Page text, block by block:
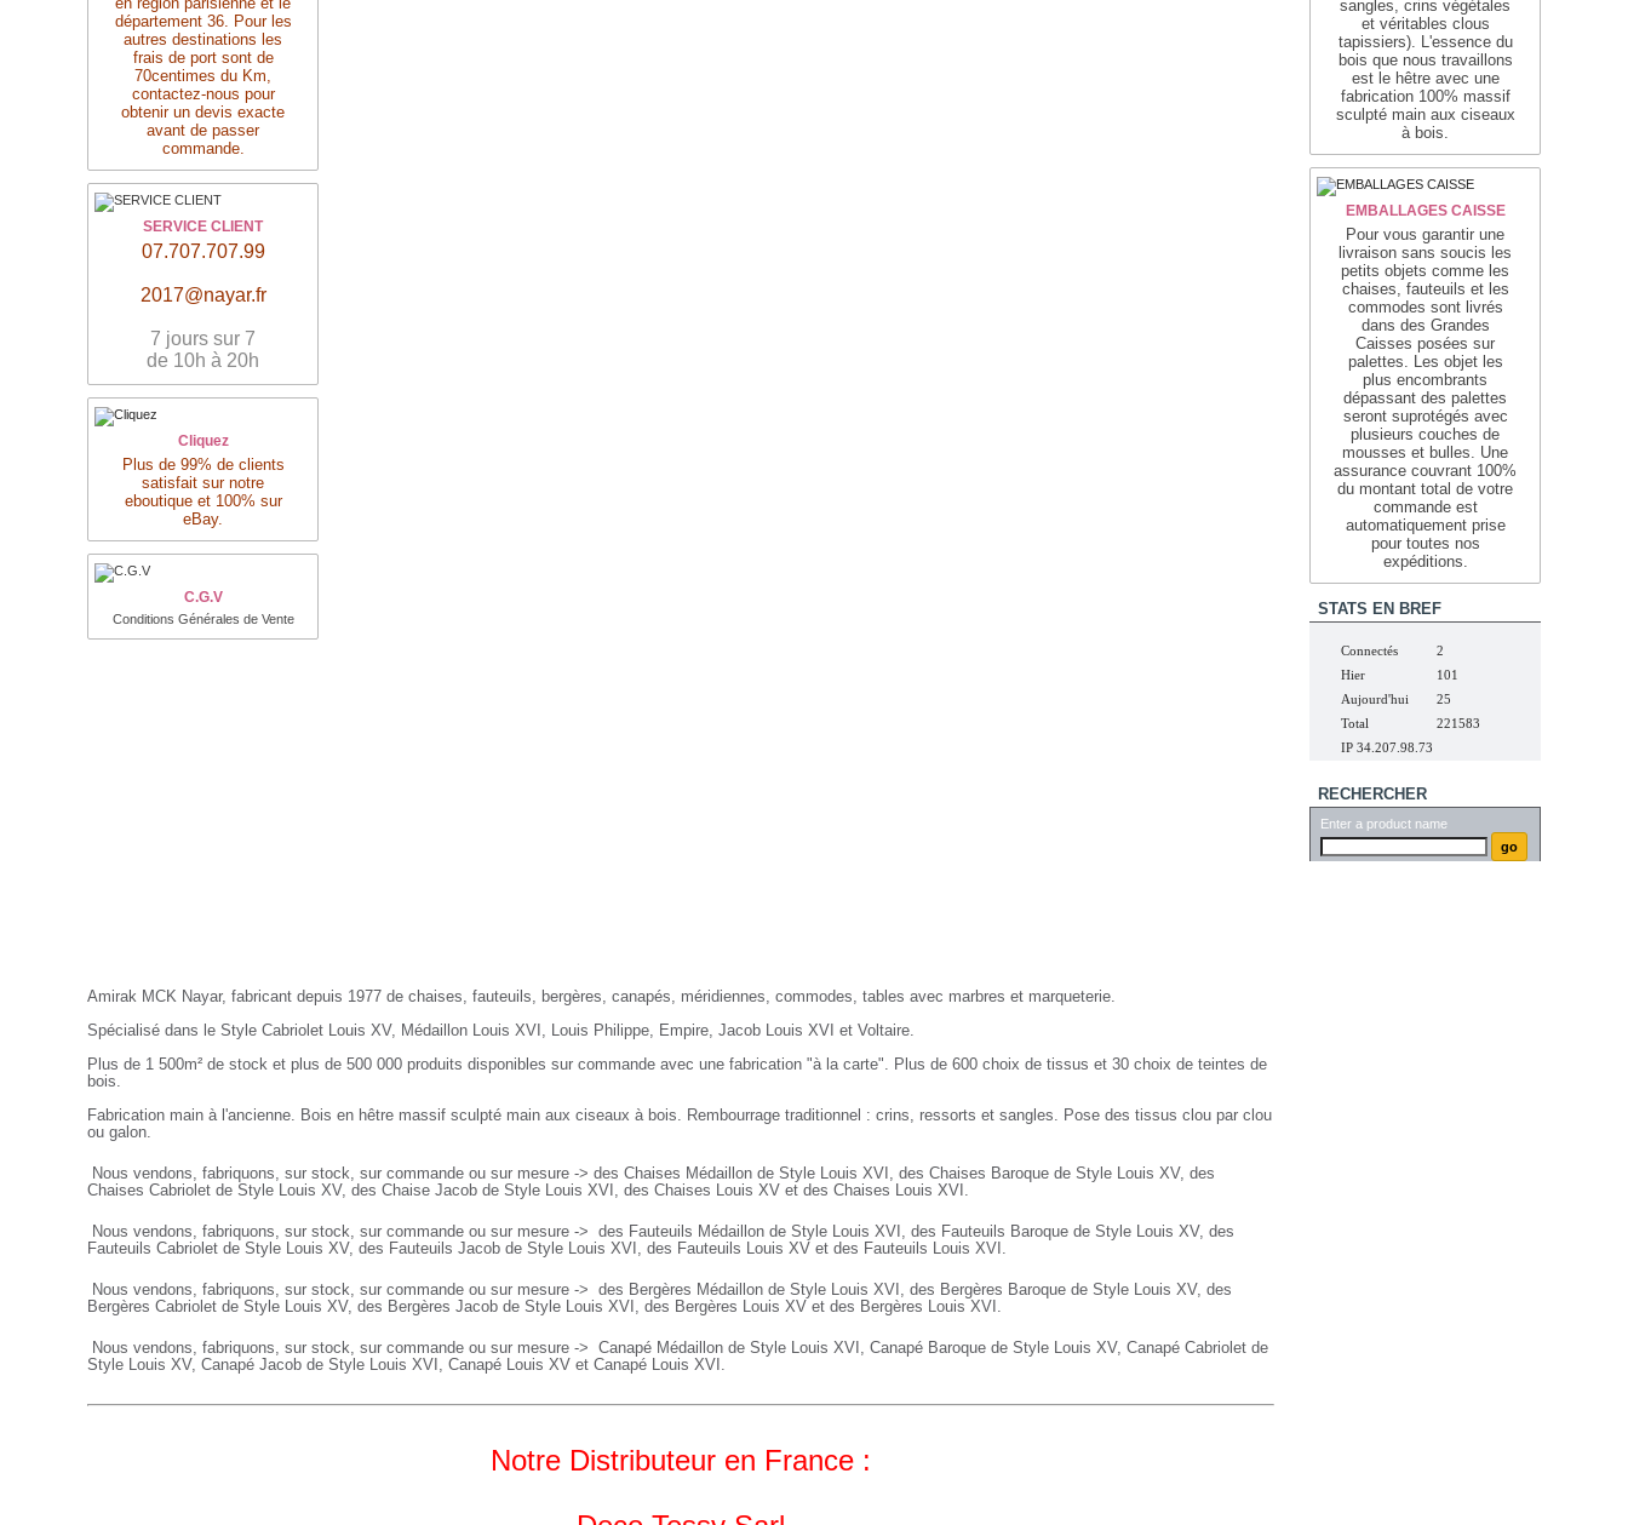
département 36. Pour les
autres destinations les
frais de port sont de
70centimes du Km,
contactez-nous pour
obtenir un devis exacte
avant de passer
commande.
SERVICE CLIENT
07.707.707.99
2017@nayar.fr
7 jours sur 7
de 10h à 20h
Cliquez
Plus de 99% de clients
satisfait sur notre
eboutique et 100% sur
eBay.
C.G.V
Conditions Générales de Vente
sangles, crins végétales
et véritables clous
tapissiers). L'essence du
bois que nous travaillons
est le hêtre avec une
fabrication 100% massif
sculpté main aux ciseaux
à bois.
EMBALLAGES CAISSE
Pour vous garantir une
livraison sans soucis les
petits objets comme les
chaises, fauteuils et les
commodes sont livrés
dans des Grandes
Caisses posées sur
palettes. Les objet les
plus encombrants
dépassant des palettes
seront suprotégés avec
plusieurs couches de
mousses et bulles. Une
assurance couvrant 100%
du montant total de votre
commande est
automatiquement prise
pour toutes nos
expéditions.
STATS EN BREF
Connectés
2
Hier
101
Aujourd'hui
25
Total
221583
IP 34.207.98.73
RECHERCHER
Enter a product name
Amirak MCK Nayar, fabricant depuis 1977 de chaises, fauteuils, bergères, canapés, méridiennes, commodes, tables avec marbres et marqueterie.
Spécialisé dans le Style Cabriolet Louis XV, Médaillon Louis XVI, Louis Philippe, Empire, Jacob Louis XVI et Voltaire.
Plus de 1 500m² de stock et plus de 500 000 produits disponibles sur commande avec une fabrication "à la carte". Plus de 600 choix de tissus et 30 choix de teintes de
bois.
Fabrication main à l'ancienne. Bois en hêtre massif sculpté main aux ciseaux à bois. Rembourrage traditionnel : crins, ressorts et sangles. Pose des tissus clou par clou
ou galon.
Nous vendons, fabriquons, sur stock, sur commande ou sur mesure -> des Chaises Médaillon de Style Louis XVI, des Chaises Baroque de Style Louis XV, des
Chaises Cabriolet de Style Louis XV, des Chaise Jacob de Style Louis XVI, des Chaises Louis XV et des Chaises Louis XVI.
Nous vendons, fabriquons, sur stock, sur commande ou sur mesure -> des Fauteuils Médaillon de Style Louis XVI, des Fauteuils Baroque de Style Louis XV, des
Fauteuils Cabriolet de Style Louis XV, des Fauteuils Jacob de Style Louis XVI, des Fauteuils Louis XV et des Fauteuils Louis XVI.
Nous vendons, fabriquons, sur stock, sur commande ou sur mesure -> des Bergères Médaillon de Style Louis XVI, des Bergères Baroque de Style Louis XV, des
Bergères Cabriolet de Style Louis XV, des Bergères Jacob de Style Louis XVI, des Bergères Louis XV et des Bergères Louis XVI.
Nous vendons, fabriquons, sur stock, sur commande ou sur mesure -> Canapé Médaillon de Style Louis XVI, Canapé Baroque de Style Louis XV, Canapé Cabriolet de
Style Louis XV, Canapé Jacob de Style Louis XVI, Canapé Louis XV et Canapé Louis XVI.
Notre Distributeur en France :